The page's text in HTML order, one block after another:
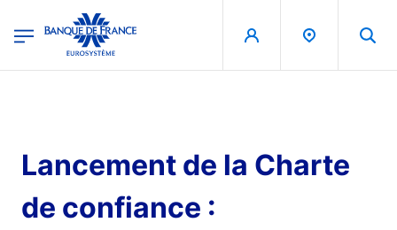
Banque de France - Menu Principal
Lancement de la Charte
de confiance :